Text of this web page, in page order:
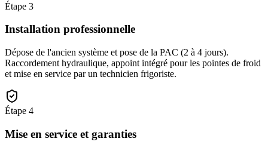
Étape 3
Installation professionnelle
Dépose de l'ancien système et pose de la PAC (2 à 4 jours).
Raccordement hydraulique, appoint intégré pour les pointes de froid
et mise en service par un technicien frigoriste.
Étape 4
Mise en service et garanties